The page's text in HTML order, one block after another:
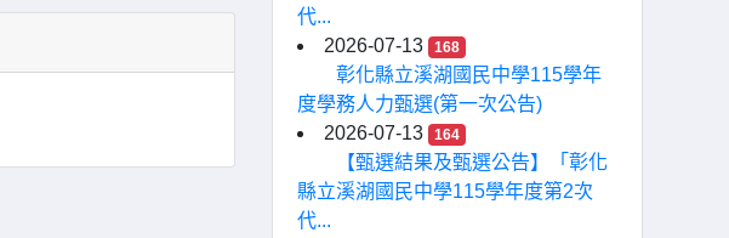
代...
2026-07-13
168
彰化縣立溪湖國民中學115學年
度學務人力甄選(第一次公告)
2026-07-13
164
【甄選結果及甄選公告】「彰化
縣立溪湖國民中學115學年度第2次
代...